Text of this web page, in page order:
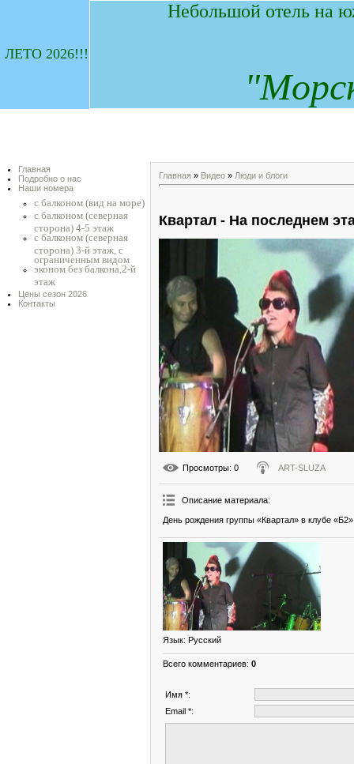
ЛЕТО 2026!!!
Небольшой отель на
"М
Главная
Подробно о нас
Наши номера
с балконом (вид на море)
с балконом (северная
сторона) 4-5 этаж
с балконом (северная
сторона) 3-й этаж, с
ограниченным видом
эконом без балкона,2-й
этаж
Цены сезон 2026
Контакты
Главная » Видео » Люди и блоги
Квартал - На последнем
Просмотры: 0 ART-SLUZA
Описание материала:
День рождения группы «Квартал» в клубе
Язык: Русский
Всего комментариев: 0
Имя *:
Email *: